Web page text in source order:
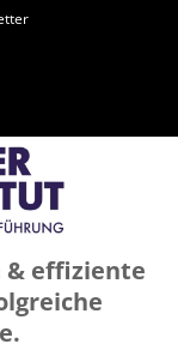
& effiziente